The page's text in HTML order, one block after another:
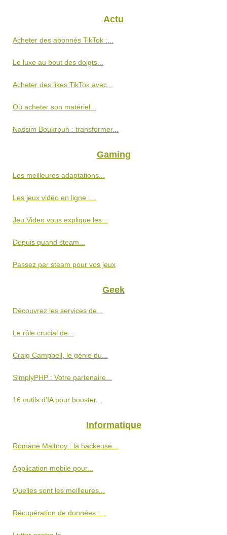
Actu
Acheter des abonnés TikTok :...
Le luxe au bout des doigts...
Acheter des likes TikTok avec...
Où acheter son matériel...
Nassim Boukrouh : transformer...
Gaming
Les meilleures adaptations...
Les jeux vidéo en ligne :...
Jeu.Video vous explique les...
Depuis quand steam...
Passez par steam pour vos jeux
Geek
Découvrez les services de...
Le rôle crucial de...
Craig Campbell, le génie du...
SimplyPHP : Votre partenaire...
16 outils d'IA pour booster...
Informatique
Romane Maltnoy : la hackeuse...
Application mobile pour...
Quelles sont les meilleures...
Récupération de données :...